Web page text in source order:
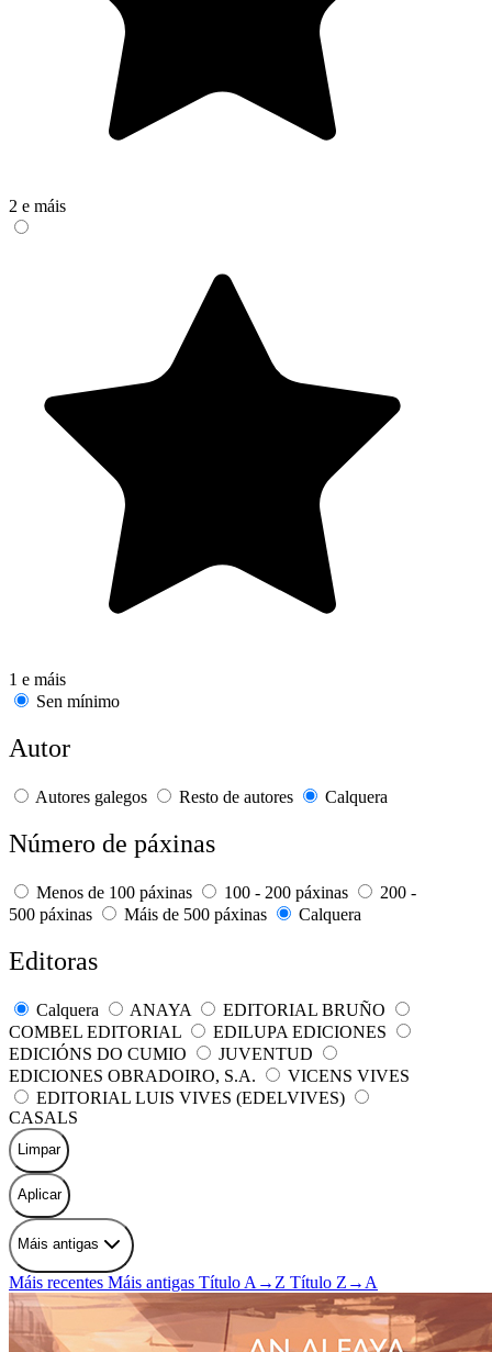
2 e máis
1 e máis
Sen mínimo
Autor
Autores galegos Resto de autores Calquera
Número de páxinas
Menos de 100 páxinas 100 - 200 páxinas
200 -
500 páxinas
Máis de 500 páxinas Calquera
Editoras
Calquera ANAYA
EDITORIAL BRUÑO
COMBEL EDITORIAL
EDILUPA EDICIONES
EDICIÓNS DO CUMIO
JUVENTUD
EDICIONES OBRADOIRO, S.A.
VICENS VIVES
EDITORIAL LUIS VIVES (EDELVIVES)
CASALS
Limpar
Aplicar
Máis antigas
Máis recentes Máis antigas Título A→Z Título Z→A